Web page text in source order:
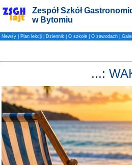
Zespół Szkół
w Bytomiu
Newsy Plan lekcji Dziennik O szkole O zawodach
...: